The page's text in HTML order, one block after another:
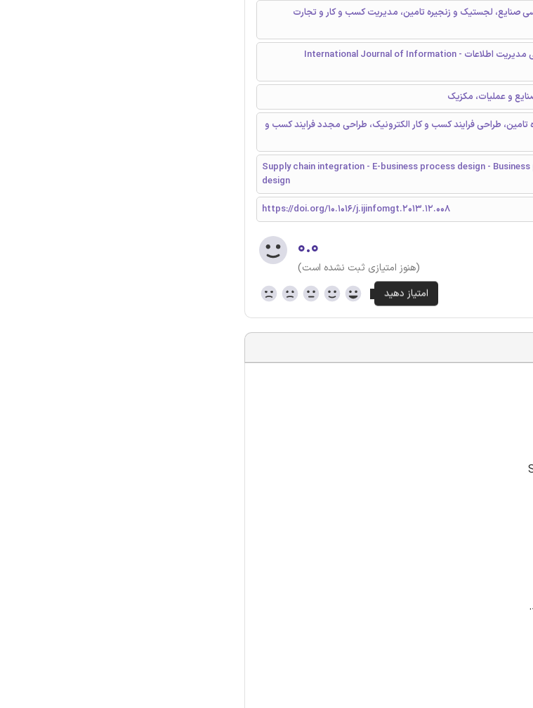
صنایع، لجستیک و زنجیره تامین، مدیریت کسب و کار و تجارت
مجله بین المللی مدیریت اطلاعات - International Journal of Information
و عملیات، مکزیک
تامین، طراحی فرایند کسب و کار الکترونیک، طراحی مجدد فرایند کسب و
Supply chain integration - E-business process design -
design
https://doi.org/10.1016/j.ijinfomgt.2013.12.008
۰.۰
(هنوز امتیازی ثبت نشده است)